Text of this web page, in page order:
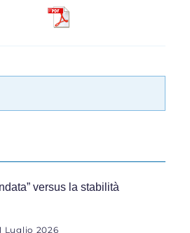
versus la stabilità
Luglio 2026